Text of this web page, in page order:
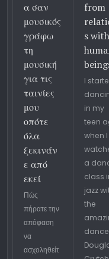
α σαν
μουσικός
γράφω
τη
μουσική
για τις
ταινίες
μου
οπότε
όλα
ξεκινάν
ε από
εκεί
Πώς
πήρατε την
απόφαση
να
ασχοληθείτ
from
s with
I
in my
teen
when I
a
class
jazz
the